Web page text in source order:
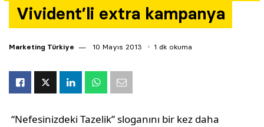
Vivident’li extra kampanya
Marketing Türkiye 10 Mayıs 2013 1 dk okuma
“Nefesinizdeki Tazelik” sloganını bir kez daha
Yazarlar
Araştırma